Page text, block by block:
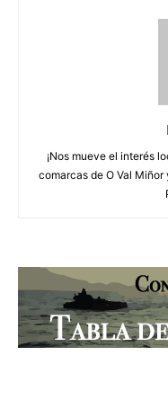
¡Nos mueve el interés
comarcas de O Val